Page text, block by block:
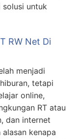
solusi untuk
RW Net Di
menjadi
tetapi
online,
RT atau
dan internet
kenapa